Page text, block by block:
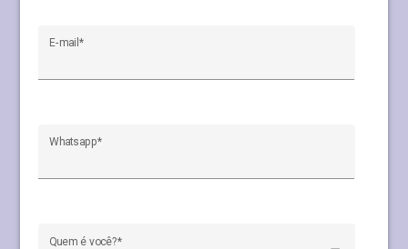
E-mail*
Whatsapp*
Quem é você?*